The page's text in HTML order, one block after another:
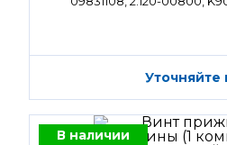
Уточняйте
В наличии